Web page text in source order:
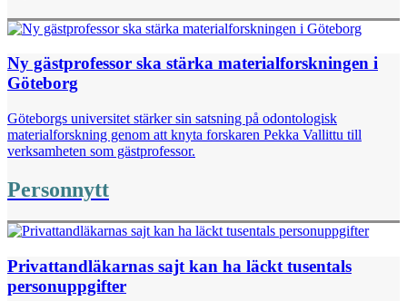
Ny gästprofessor ska stärka materialforskningen i
Göteborg
Göteborgs universitet stärker sin satsning på odontologisk
materialforskning genom att knyta forskaren Pekka Vallittu till
verksamheten som gästprofessor.
Personnytt
Privattandläkarnas sajt kan ha läckt tusentals
personuppgifter